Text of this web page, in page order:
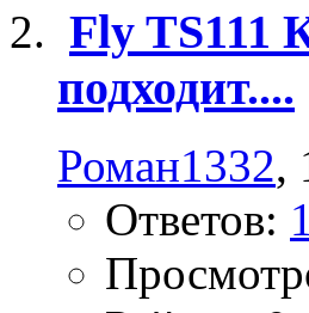
Fly TS111
подходит....
Роман1332,
Ответов: